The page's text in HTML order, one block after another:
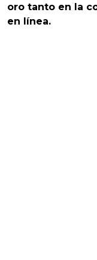
oro tanto en la
en línea.